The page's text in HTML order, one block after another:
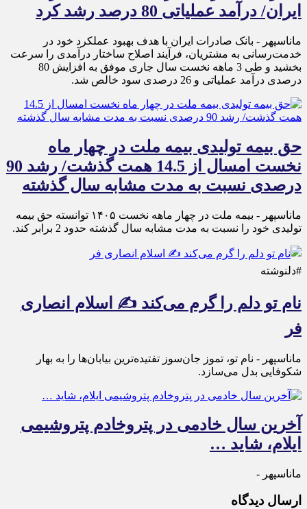
ایران/ درآمد عملیاتی 80 درصد رشد کرد
ماناسپهر - ​بانک صادرات ایران با هدف بهبود عملکرد خود در
خدمت‌رسانی به مشتریان، فرآیند اصلاح ساختار درآمدی را سرعت
بخشید و طی 3 ماهه نخست سال جاری موفق به افزایش 80
درصدی درآمد عملیاتی و 26 درصدی سود خالص شد.
حق بیمه تولیدی بیمه ملت در چهار ماه
نخست امسال از 14.5 همت گذشت/ رشد 90
درصدی نسبت به مدت مشابه سال گذشته
ماناسپهر - بیمه ملت در چهار ماهه نخست ۱۴٠۵ توانسته حق بیمه
تولیدی خود را نسبت به مدت مشابه سال گذشته حدود 2 برابر کند.
#دلنوشته
نام تو دلم را گرم می‌کند ✍️ اسلام انصاری
فر
ماناسپهر - نام تو، تموز جان‌سوز تفتیده‌ترین بیابان‌ها را به بهار
شکوفایی بدل می‌سازد.
آخرین سال خادمی در پتروخادم پتروشیمی
ایلام، شاید …
ماناسپهر -
ارسال دیدگاه